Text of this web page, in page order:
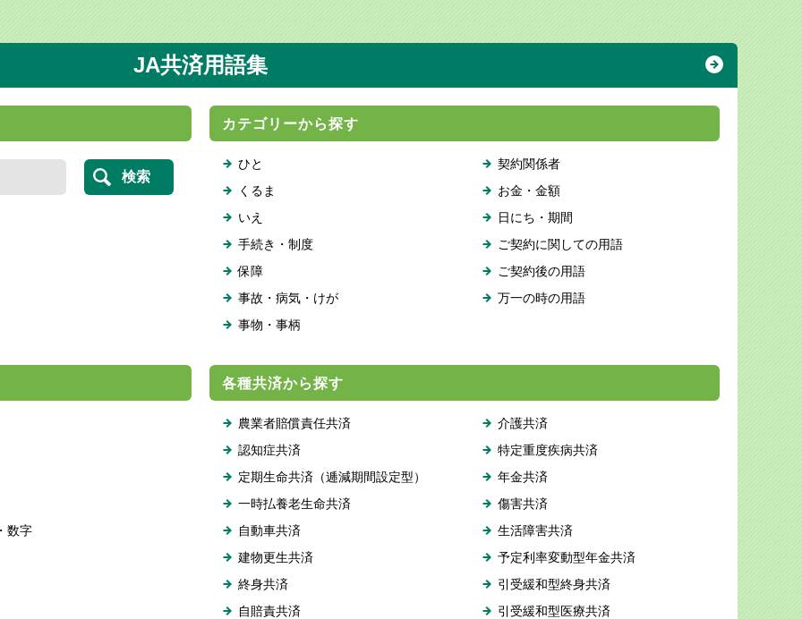
JA共済用語集
カテゴリーから探す
ひと
くるま
いえ
手続き・制度
保障
事故・病気・けが
事物・事柄
契約関係者
お金・金額
日にち・期間
ご契約に関しての用語
ご契約後の用語
万一の時の用語
数字
各種共済から探す
農業者賠償責任共済
認知症共済
定期生命共済（逓減期間設定型）
一時払養老生命共済
自動車共済
建物更生共済
終身共済
自賠責共済
介護共済
特定重度疾病共済
年金共済
傷害共済
生活障害共済
予定利率変動型年金共済
引受緩和型終身共済
引受緩和型医療共済